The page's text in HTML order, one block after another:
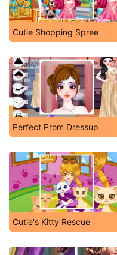
Cutie Shopping Spree
Perfect Prom Dressup
Cutie's Kitty Rescue